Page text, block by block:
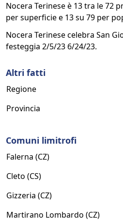
Nocera Terinese è 13 tra le 72
per superficie e 13 su 79 per
Nocera Terinese celebra San
festeggia 2/5/23 6/24/23.
Altri fatti
Regione
Provincia
Comuni limitrofi
Falerna (CZ)
Cleto (CS)
Gizzeria (CZ)
Martirano Lombardo (CZ)